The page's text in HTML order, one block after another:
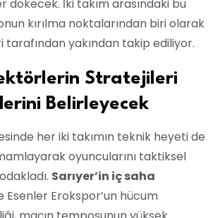
dökecek. İki takım arasındaki bu
kırılma noktalarından biri olarak
yakından takip ediliyor.
Stratejileri
Belirleyecek
her iki takımın teknik heyeti de
oyuncularını taktiksel
Sarıyer’in iç saha
Esenler Erokspor’un hücum